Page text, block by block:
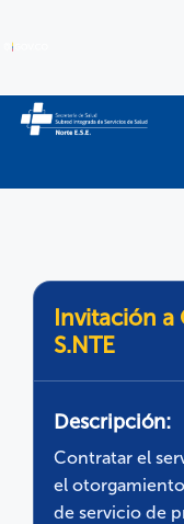
Invitación a
S.NTE
Descripción:
Contratar el
el
de servicio de